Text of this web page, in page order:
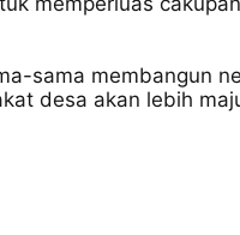
sama membangun
desa akan lebih